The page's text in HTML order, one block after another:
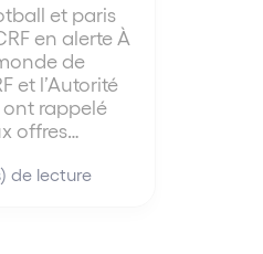
et paris
en alerte À
de
et l’Autorité
ont rappelé
offres…
de lecture